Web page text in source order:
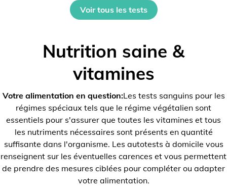
Voir tous les tests
Nutrition saine &
vitamines
Votre alimentation en question:Les tests sanguins pour les
régimes spéciaux tels que le régime végétalien sont
essentiels pour s'assurer que toutes les vitamines et tous
les nutriments nécessaires sont présents en quantité
suffisante dans l'organisme. Les autotests à domicile vous
renseignent sur les éventuelles carences et vous permettent
de prendre des mesures ciblées pour compléter ou adapter
votre alimentation.